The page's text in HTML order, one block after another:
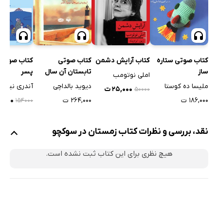
کتاب صوتی ستاره
ساز
ملیسا ده کوستا
۱۸۶,۰۰۰ ت
کتاب آرایش دشمن
املی نوتومب
۵۰۰۰۰ ۲۵,۰۰۰ ت
کتاب صوتی
تابستان آن سال
دیوید بالداچی
۲۶۴,۰۰۰ ت
کتاب
پسر
آندری
۱۵۴۰۰۰
نقد، بررسی و نظرات کتاب زمستان در سوکچو
هیچ نظری برای این کتاب ثبت نشده است.